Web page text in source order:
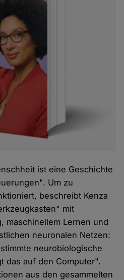
ist eine Geschichte
Um zu
beschreibt Kenza
mit
maschinellem Lernen und
neuronalen Netzen:
neurobiologische
das auf den Computer".
aus den gesammelten